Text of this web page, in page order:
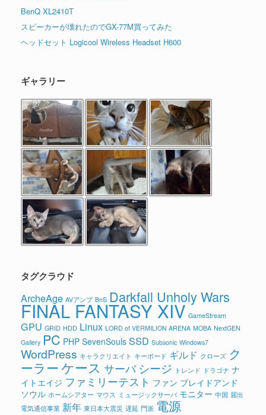
BenQ XL2410T
スピーカーが壊れたのでGX-77M買ってみた
ヘッドセット Logicool Wireless Headset H600
ギャラリー
タグクラウド
ArcheAge AVアンプ BnS Darkfall Unholy Wars
FINAL FANTASY XIV GameStream
GPU GRID HDD Linux LORD of VERMILION ARENA MOBA NextGEN
Gallery PC PHP SevenSouls SSD Subsonic Windows7
WordPress キャラクリエイト キーボード ギルド クローズ ク
ーラーケース サーバ シージ トレンド ドラゴナ ナ
イトエイジ ファミリーテスト ファン ブレイドアンド
ソウル ホームシアター マウス ミュージックサーバ モニター 中国 届出
電気通信事業 新年 東日本大震災 遅延 門派 電源